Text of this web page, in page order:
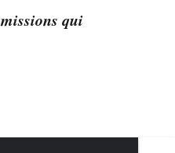
missions qui